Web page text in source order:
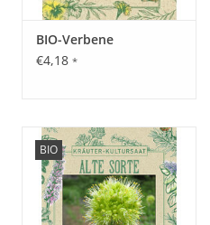
BIO-Verbene
€4,18 *
BIO